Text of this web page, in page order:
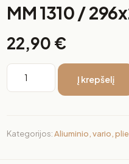
MM 1310 /
22,90 €
Į krepšelį
Kategorijos:Aliuminio, vario,